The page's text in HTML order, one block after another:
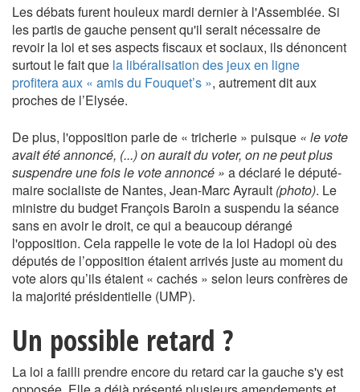
Les débats furent houleux mardi dernier à l'Assemblée. Si
les partis de gauche pensent qu'il serait nécessaire de
revoir la loi et ses aspects fiscaux et sociaux, ils dénoncent
surtout le fait que la libéralisation des jeux en ligne
profitera aux « amis du Fouquet’s », autrement dit aux
proches de l’Elysée.
De plus, l'opposition parle de « tricherie » puisque « le vote
avait été annoncé, (...) on aurait du voter, on ne peut plus
suspendre une fois le vote annoncé » a déclaré le député-
maire socialiste de Nantes, Jean-Marc Ayrault (photo). Le
ministre du budget François Baroin a suspendu la séance
sans en avoir le droit, ce qui a beaucoup dérangé
l'opposition. Cela rappelle le vote de la loi Hadopi où des
députés de l’opposition étaient arrivés juste au moment du
vote alors qu’ils étaient « cachés » selon leurs confrères de
la majorité présidentielle (UMP).
Un possible retard ?
La loi a failli prendre encore du retard car la gauche s'y est